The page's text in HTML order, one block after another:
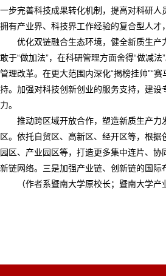
一步完善科技成果转化机制，提高对科研
拥有产业界、科技界工作经验的复合型人
优化双链融合生态环境，健全新质生
敢于“做加法”，在科研管理方面舍得“做减
管理改革。在更大范围内深化“揭榜挂帅”“
持。加强对科技创新创业的服务支持，建
力。
推动跨区域开放合作，塑造新质生产
区。依托自贸区、高新区、经开区等，根
园区、产业园区等，打造更多集中连片、
新链网络。三是加强产业链、创新链的国
（作者系暨南大学原校长；暨南大学产